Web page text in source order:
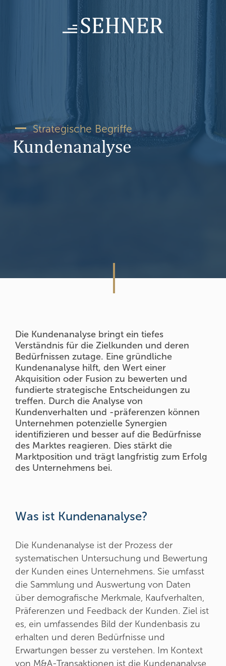
Strategische Begriffe
Kundenanalyse
Die Kundenanalyse bringt ein tiefes
Verständnis für die Zielkunden und deren
Bedürfnissen zutage. Eine gründliche
Kundenanalyse hilft, den Wert einer
Akquisition oder Fusion zu bewerten und
fundierte strategische Entscheidungen zu
treffen. Durch die Analyse von
Kundenverhalten und -präferenzen können
Unternehmen potenzielle Synergien
identifizieren und besser auf die Bedürfnisse
des Marktes reagieren. Dies stärkt die
Marktposition und trägt langfristig zum Erfolg
des Unternehmens bei.
Was ist Kundenanalyse?
Die Kundenanalyse ist der Prozess der
systematischen Untersuchung und Bewertung
der Kunden eines Unternehmens. Sie umfasst
die Sammlung und Auswertung von Daten
über demografische Merkmale, Kaufverhalten,
Präferenzen und Feedback der Kunden. Ziel ist
es, ein umfassendes Bild der Kundenbasis zu
erhalten und deren Bedürfnisse und
Erwartungen besser zu verstehen. Im Kontext
von M&A-Transaktionen ist die Kundenanalyse